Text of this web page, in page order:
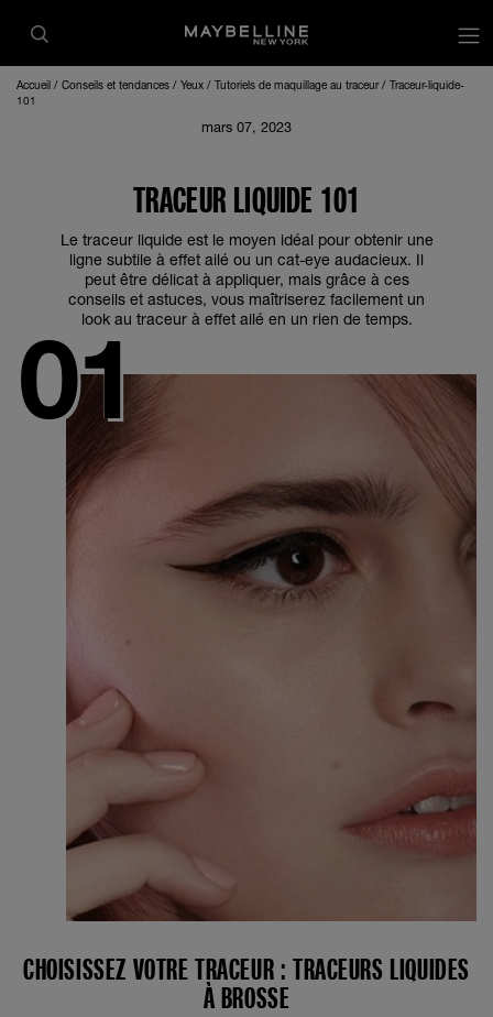
Accueil Conseils et tendances Yeux Tutoriels de maquillage au traceur
Traceur-liquide-
101
mars 07, 2023
TRACEUR LIQUIDE 101
Le traceur liquide est le moyen idéal pour obtenir une
ligne subtile à effet ailé ou un cat-eye audacieux. Il
peut être délicat à appliquer, mais grâce à ces
conseils et astuces, vous maîtriserez facilement un
look au traceur à effet ailé en un rien de temps.
CHOISISSEZ VOTRE TRACEUR : TRACEURS LIQUIDES
À BROSSE